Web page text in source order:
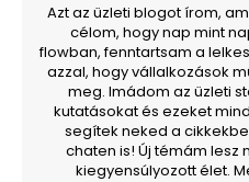
Azt az üzleti blogot írom,
célom, hogy nap mint
flowban, fenntartsam a
azzal, hogy vállalkozások
meg. Imádom az üzleti
kutatásokat és ezeket
segítek neked a
chaten is! Új témám
kiegyensúlyozott élet.